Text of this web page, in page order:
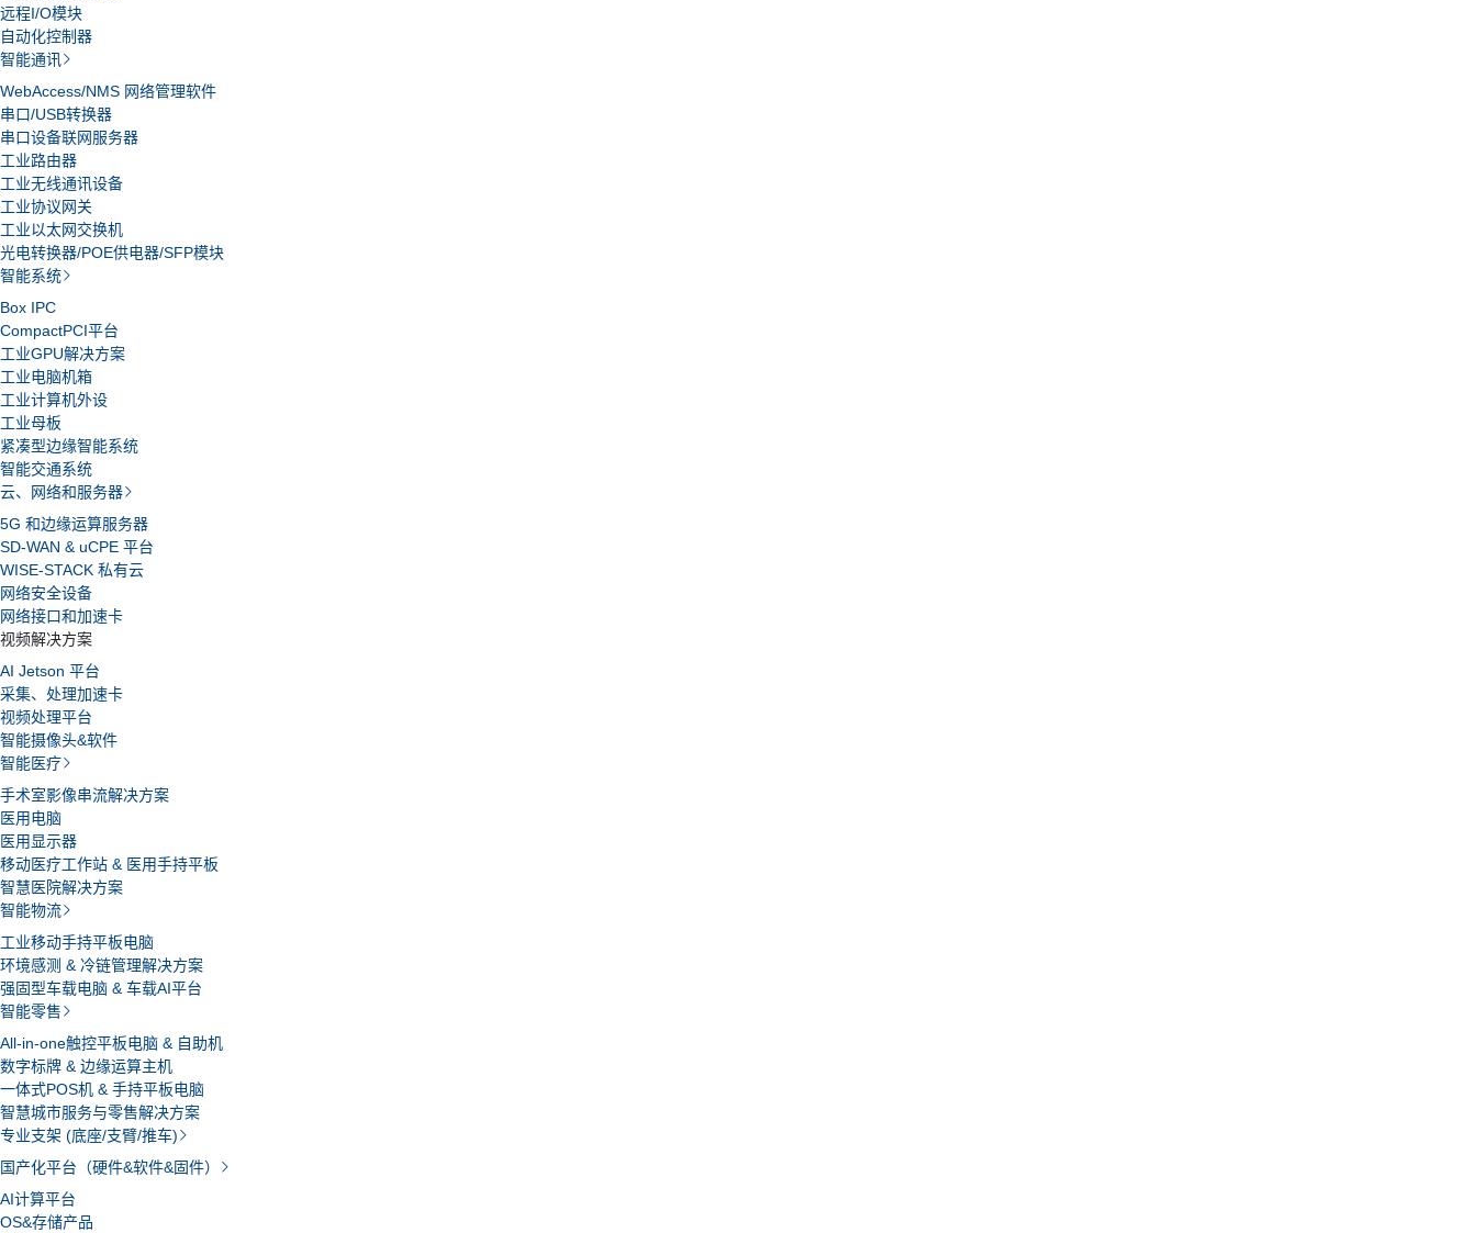
远程I/O模块
自动化控制器
智能通讯
WebAccess/NMS 网络管理软件
串口/USB转换器
串口设备联网服务器
工业路由器
工业无线通讯设备
工业协议网关
工业以太网交换机
光电转换器/POE供电器/SFP模块
智能系统
Box IPC
CompactPCI平台
工业GPU解决方案
工业电脑机箱
工业计算机外设
工业母板
紧凑型边缘智能系统
智能交通系统
云、网络和服务器
5G 和边缘运算服务器
SD-WAN & uCPE 平台
WISE-STACK 私有云
网络安全设备
网络接口和加速卡
视频解决方案
AI Jetson 平台
采集、处理加速卡
视频处理平台
智能摄像头&软件
智能医疗
手术室影像串流解决方案
医用电脑
医用显示器
移动医疗工作站 & 医用手持平板
智慧医院解决方案
智能物流
工业移动手持平板电脑
环境感测 & 冷链管理解决方案
强固型车载电脑 & 车载AI平台
智能零售
All-in-one触控平板电脑 & 自助机
数字标牌 & 边缘运算主机
一体式POS机 & 手持平板电脑
智慧城市服务与零售解决方案
专业支架 (底座/支臂/推车)
国产化平台（硬件&软件&固件）
AI计算平台
OS&存储产品